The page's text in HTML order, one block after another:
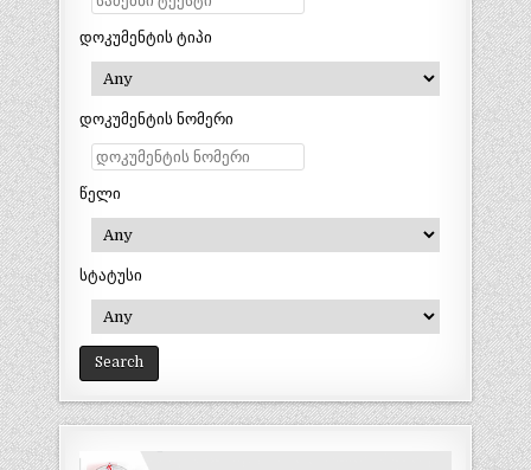
დოკუმენტის ტიპი
დოკუმენტის ნომერი
წელი
სტატუსი